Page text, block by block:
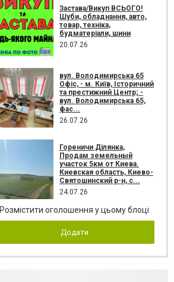
Застава/Викуп ВСЬОГО!
Шуби, обладнання, авто,
товар, техніка,
будматеріали, шини
20.07.26
вул. Володимирська 65
Офіс, - м. Київ, Історичний
та престижний Центр; -
вул. Володимирська 65,
фас...
26.07.26
Гореничи Ділянка,
Продам земельный
участок 5км от Киева.
Киевская область, Киево-
Святошинский р-н, с...
24.07.26
Розмістити оголошення у цьому блоці
Додати